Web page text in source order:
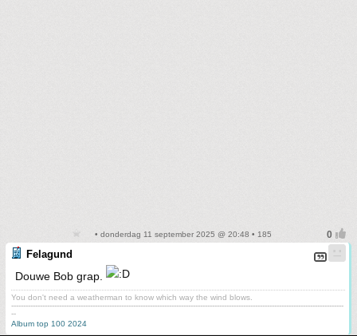
• donderdag 11 september 2025 @ 20:48 • 185
Felagund
Douwe Bob grap.
You don't need a weatherman to know which way the wind blows.
-------------------------------------------------------------------------------------------------------------------------------------------
--
Album top 100 2024